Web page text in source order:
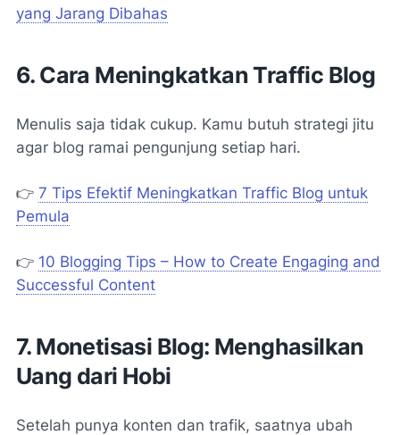
yang Jarang Dibahas
6. Cara Meningkatkan Traffic Blog
Menulis saja tidak cukup. Kamu butuh strategi jitu
agar blog ramai pengunjung setiap hari.
👉 7 Tips Efektif Meningkatkan Traffic Blog untuk
Pemula
👉 10 Blogging Tips – How to Create Engaging and
Successful Content
7. Monetisasi Blog: Menghasilkan
Uang dari Hobi
Setelah punya konten dan trafik, saatnya ubah